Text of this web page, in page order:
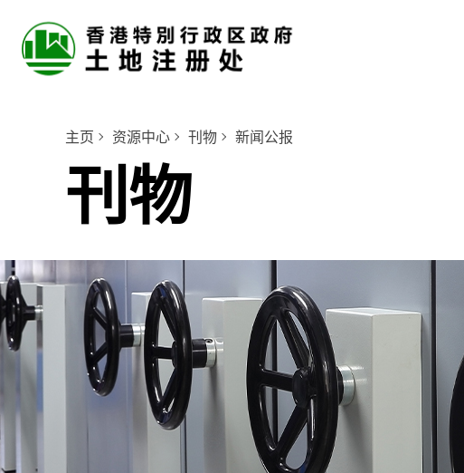
主页 资源中心 刊物 新闻公报
刊物